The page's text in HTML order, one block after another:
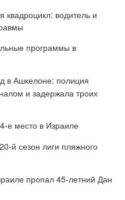
водитель и
программы в
в Ашкелоне: полиция
и задержала троих
е место в Израиле
й сезон лиги пляжного
пропал 45-летний Дан